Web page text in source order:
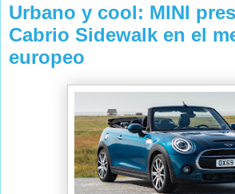
Urbano y cool: MINI
Cabrio Sidewalk en el
europeo